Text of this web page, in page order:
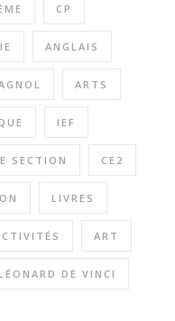
CP
ANGLAIS
ARTS
IEF
SECTION CE2
LIVRES
ART
LÉONARD DE VINCI